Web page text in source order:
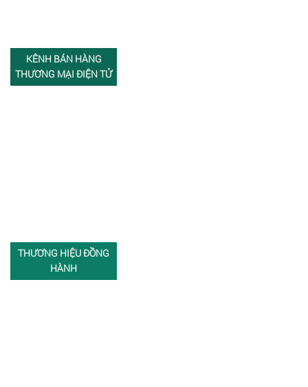
KÊNH BÁN HÀNG
THƯƠNG MẠI ĐIỆN TỬ
THƯƠNG HIỆU ĐỒNG
HÀNH